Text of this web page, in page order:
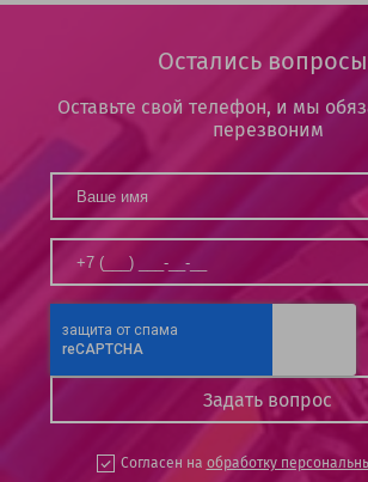
Остались
Оставьте свой телефон, и мы
перезвоним
Согласен на обработку